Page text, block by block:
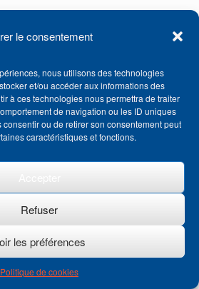
le consentement
nous utilisons des technologies
et/ou accéder aux informations des
à ces technologies nous permettra de traiter
de navigation ou les ID uniques
ou de retirer son consentement peut
caractéristiques et fonctions.
Refuser
les préférences
Politique de cookies